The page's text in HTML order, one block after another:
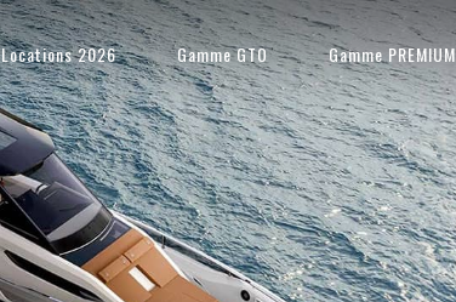
Locations 2026 Gamme GTO Gamme PREMIUM